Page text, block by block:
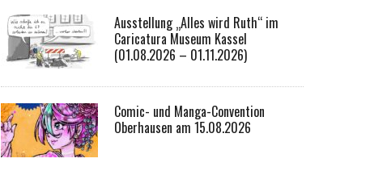
Ausstellung „Alles wird Ruth“ im
Caricatura Museum Kassel
(01.08.2026 – 01.11.2026)
Comic- und Manga-Convention
Oberhausen am 15.08.2026